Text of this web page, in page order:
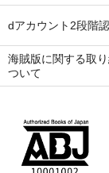
dアカウント2段階
海賊版に関する取
ついて